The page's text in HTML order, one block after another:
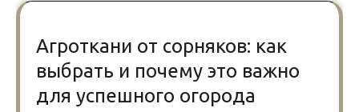
Агроткани от сорняков: как
выбрать и почему это важно
для успешного огорода